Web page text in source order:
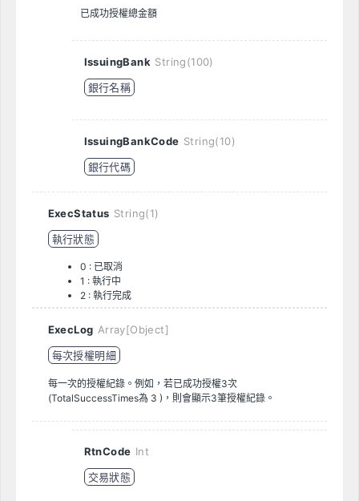
已成功授權總金額
IssuingBank String(100)
銀行名稱
IssuingBankCode String(10)
銀行代碼
ExecStatus String(1)
執行狀態
0 : 已取消
1 : 執行中
2 : 執行完成
ExecLog Array[Object]
每次授權明細
每一次的授權紀錄。例如，若已成功授權3次
(TotalSuccessTimes為 3 )，則會顯示3筆授權紀錄。
RtnCode Int
交易狀態